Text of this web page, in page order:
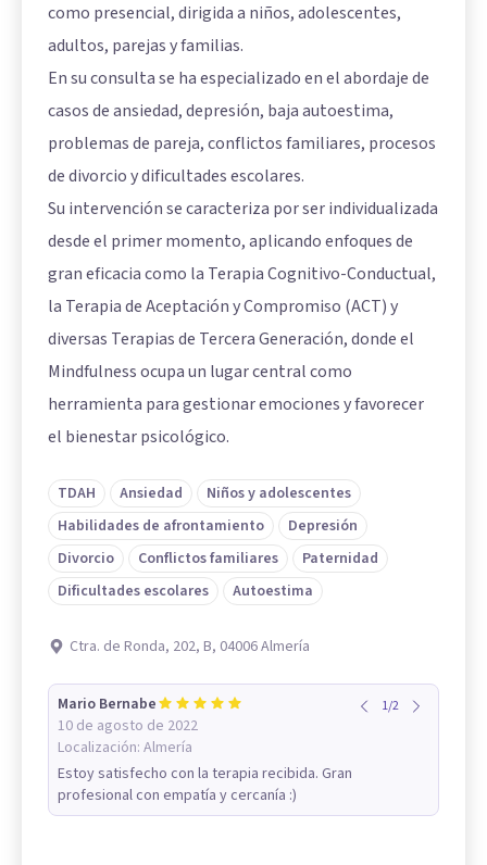
como presencial, dirigida a niños, adolescentes,
adultos, parejas y familias.
En su consulta se ha especializado en el abordaje de
casos de ansiedad, depresión, baja autoestima,
problemas de pareja, conflictos familiares, procesos
de divorcio y dificultades escolares.
Su intervención se caracteriza por ser individualizada
desde el primer momento, aplicando enfoques de
gran eficacia como la Terapia Cognitivo-Conductual,
la Terapia de Aceptación y Compromiso (ACT) y
diversas Terapias de Tercera Generación, donde el
Mindfulness ocupa un lugar central como
herramienta para gestionar emociones y favorecer
el bienestar psicológico.
TDAH Ansiedad
Niños y adolescentes
Habilidades de afrontamiento
Depresión
Divorcio
Conflictos familiares
Paternidad
Dificultades escolares
Autoestima
Ctra. de Ronda, 202, B, 04006 Almería
Mario Bernabe
10 de agosto de 2022
Localización: Almería
1/2
Estoy satisfecho con la terapia recibida. Gran
profesional con empatía y cercanía :)